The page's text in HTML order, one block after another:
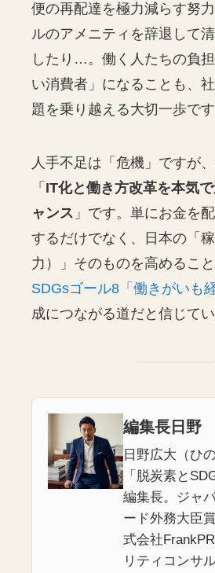
便の再配達を極力減らす努
ルのアメニティを辞退して
したり…。働く人たちの負
い消費者」になることも、
題を乗り越える大切一歩です
人手不足は「危機」ですが
「 IT化と働き方改革を本気
ャンス 」です。単にお金を
するだけでなく、日本の「
力）」そのものを高めるこ
SDGsゴール8「働きがいも
成につながる道だと信じてい
編集長日野
日野広大（ひ
「脱炭素と
編集長。ジャ
ード外務大臣
式会社
リティコンサ